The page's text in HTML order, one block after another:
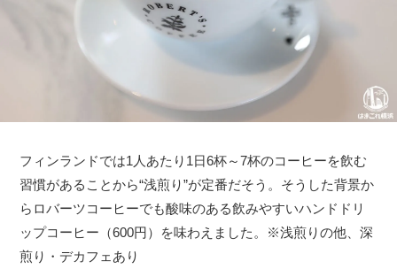
フィンランドでは1人あたり1日6杯～7杯のコーヒーを飲む
習慣があることから“浅煎り”が定番だそう。そうした背景か
らロバーツコーヒーでも酸味のある飲みやすいハンドドリ
ップコーヒー（600円）を味わえました。※浅煎りの他、深
煎り・デカフェあり